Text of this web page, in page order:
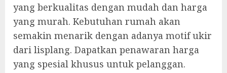
yang berkualitas dengan mudah dan harga
yang murah. Kebutuhan rumah akan
semakin menarik dengan adanya motif ukir
dari lisplang. Dapatkan penawaran harga
yang spesial khusus untuk pelanggan.